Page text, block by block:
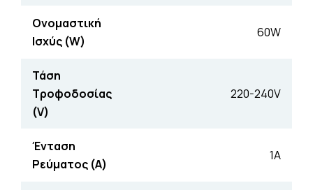
Ονομαστική
Ισχύς (W)
60W
Τάση
Τροφοδοσίας
(V)
220-240V
Ένταση
Ρεύματος (Α)
1A